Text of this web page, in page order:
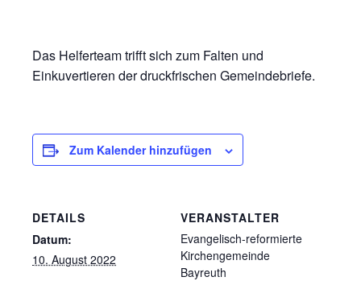
Das Helferteam trifft sich zum Falten und
Einkuvertieren der druckfrischen Gemeindebriefe.
Zum Kalender hinzufügen
DETAILS
Datum:
10. August 2022
VERANSTALTER
Evangelisch-reformierte
Kirchengemeinde
Bayreuth